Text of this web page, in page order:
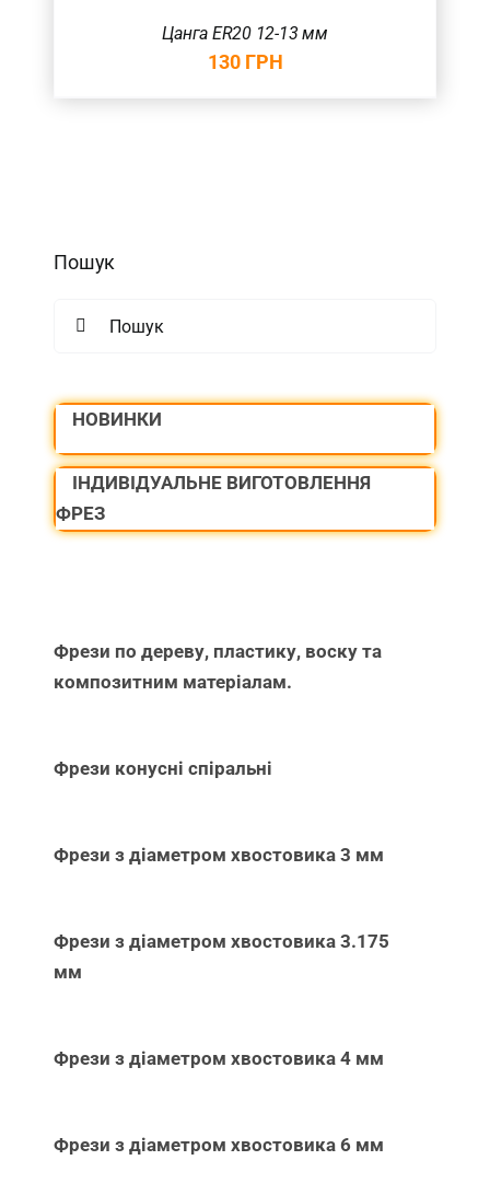
Цанга ER20 12-13 мм
130 ГРН
Пошук
НОВИНКИ
ІНДИВІДУАЛЬНЕ ВИГОТОВЛЕННЯ
ФРЕЗ
Фрези по дереву, пластику, воску та
композитним матеріалам.
Фрези конусні спіральні
Фрези з діаметром хвостовика 3 мм
Фрези з діаметром хвостовика 3.175
мм
Фрези з діаметром хвостовика 4 мм
Фрези з діаметром хвостовика 6 мм